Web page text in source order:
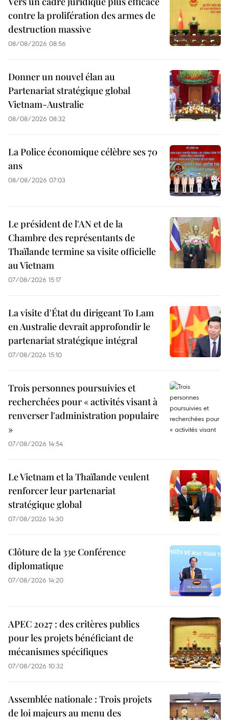
contre la prolifération des armes de
destruction massive
08/08/2026 08:56
Donner un nouvel élan au
Partenariat stratégique global
Vietnam-Australie
08/08/2026 08:32
La Police économique célèbre ses 70
ans
08/08/2026 07:03
Le président de l'AN et de la
Chambre des représentants de
Thaïlande termine sa visite officielle
au Vietnam
07/08/2026 15:17
La visite d'État du dirigeant To Lam
en Australie devrait approfondir le
partenariat stratégique intégral
07/08/2026 15:10
Trois personnes poursuivies et
recherchées pour « activités visant à
renverser l'administration populaire
»
07/08/2026 14:54
Le Vietnam et la Thaïlande veulent
renforcer leur partenariat
stratégique global
07/08/2026 14:30
Clôture de la 33e Conférence
diplomatique
07/08/2026 14:20
APEC 2027 : des critères publics
pour les projets bénéficiant de
mécanismes spécifiques
07/08/2026 10:32
Assemblée nationale : Trois projets
de loi majeurs au menu des